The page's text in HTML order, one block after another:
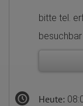
bitte tel.
Heute: